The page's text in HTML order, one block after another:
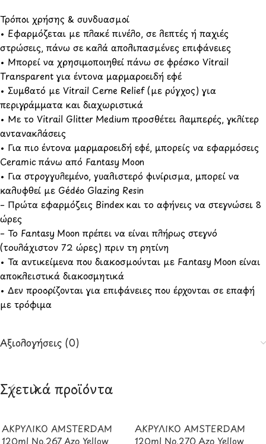
Τρόποι χρήσης & συνδυασμοί
• Εφαρμόζεται με πλακέ πινέλο, σε λεπτές ή παχιές
στρώσεις, πάνω σε καλά απολιπασμένες επιφάνειες
• Μπορεί να χρησιμοποιηθεί πάνω σε φρέσκο Vitrail
Transparent για έντονα μαρμαροειδή εφέ
• Συμβατό με Vitrail Cerne Relief (με ρύγχος) για
περιγράμματα και διαχωριστικά
• Με το Vitrail Glitter Medium προσθέτει λαμπερές, γκλίτερ
αντανακλάσεις
• Για πιο έντονα μαρμαροειδή εφέ, μπορείς να εφαρμόσεις
Ceramic πάνω από Fantasy Moon
• Για στρογγυλεμένο, γυαλιστερό φινίρισμα, μπορεί να
καλυφθεί με Gédéo Glazing Resin
– Πρώτα εφαρμόζεις Bindex και το αφήνεις να στεγνώσει 8
ώρες
– Το Fantasy Moon πρέπει να είναι πλήρως στεγνό
(τουλάχιστον 72 ώρες) πριν τη ρητίνη
• Τα αντικείμενα που διακοσμούνται με Fantasy Moon είναι
αποκλειστικά διακοσμητικά
• Δεν προορίζονται για επιφάνειες που έρχονται σε επαφή
με τρόφιμα
Αξιολογήσεις (0)
Σχετικά προϊόντα
ΑΚΡΥΛΙΚΟ AMSTERDAM
120ml No.267 Azo Yellow
ΑΚΡΥΛΙΚΟ AMSTERDAM
120ml No.270 Azo Yellow